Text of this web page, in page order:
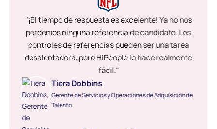
"¡El tiempo de respuesta es excelente! Ya no nos
perdemos ninguna referencia de candidato. Los
controles de referencias pueden ser una tarea
desalentadora, pero HiPeople lo hace realmente
fácil."
Tiera Dobbins
Gerente de Servicios y Operaciones de Adquisición de
Talento